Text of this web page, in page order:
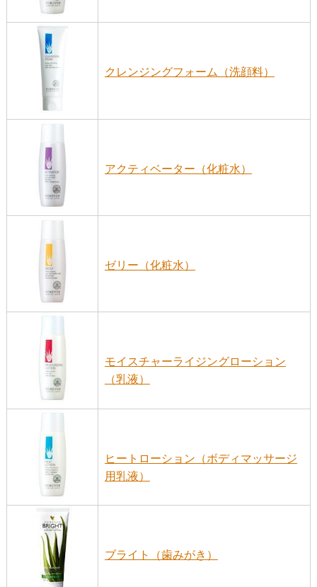
クレンジングフォーム（洗顔料）
アクティベーター（化粧水）
ゼリー（化粧水）
モイスチャーライジングローション
（乳液）
ヒートローション（ボディマッサージ
用乳液）
ブライト（歯みがき）